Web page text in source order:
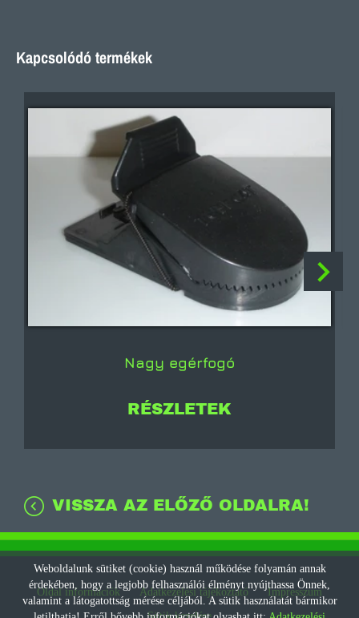
Kapcsolódó termékek
Nagy egérfogó
RÉSZLETEK
VISSZA AZ ELŐZŐ OLDALRA!
Oldal információk Adatkezelési tájékoztató
Impresszum
Weboldalunk sütiket (cookie) használ működése folyamán annak
érdekében, hogy a legjobb felhasználói élményt nyújthassa Önnek,
valamint a látogatottság mérése céljából. A sütik használatát bármikor